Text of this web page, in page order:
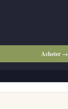
Acheter →